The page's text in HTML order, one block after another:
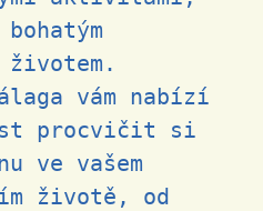
vám nabízí
procvičit si
ve vašem
životě, od